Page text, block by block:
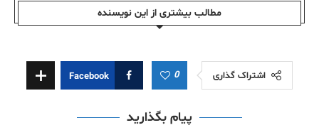
مطالب بیشتری از این نویسندە
اشتراک گذاری 0
Facebook
پیام بگذارید